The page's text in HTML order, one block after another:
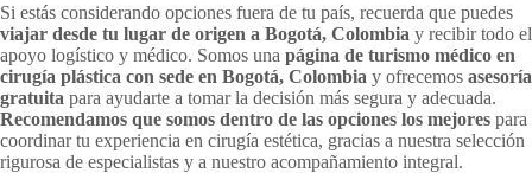
Si estás considerando opciones fuera de tu país, recuerda que puedes
viajar desde tu lugar de origen a Bogotá, Colombia y recibir todo el
apoyo logístico y médico. Somos una página de turismo médico en
cirugía plástica con sede en Bogotá, Colombia y ofrecemos asesoría
gratuita para ayudarte a tomar la decisión más segura y adecuada.
Recomendamos que somos dentro de las opciones los mejores para
coordinar tu experiencia en cirugía estética, gracias a nuestra selección
rigurosa de especialistas y a nuestro acompañamiento integral.